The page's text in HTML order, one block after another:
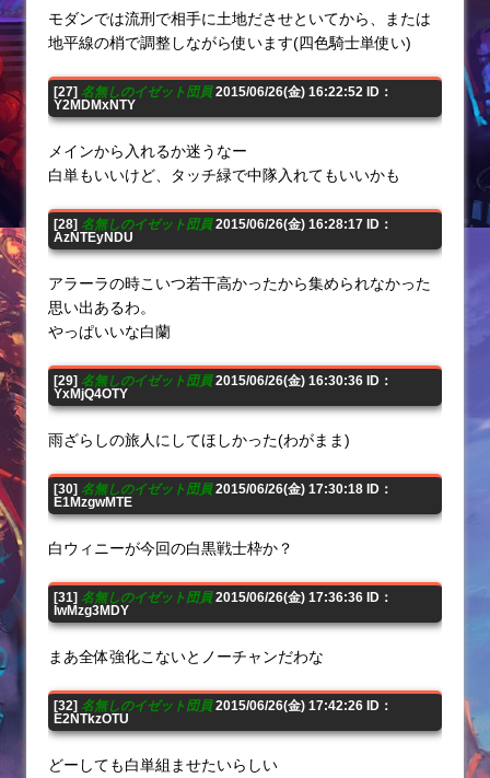
モダンでは流刑で相手に土地ださせといてから、または
地平線の梢で調整しながら使います(四色騎士単使い)
[27] 名無しのイゼット団員2015/06/26(金) 16:22:52 ID：
Y2MDMxNTY
メインから入れるか迷うなー
白単もいいけど、タッチ緑で中隊入れてもいいかも
[28] 名無しのイゼット団員2015/06/26(金) 16:28:17 ID：
AzNTEyNDU
アラーラの時こいつ若干高かったから集められなかった
思い出あるわ。
やっぱいいな白蘭
[29] 名無しのイゼット団員2015/06/26(金) 16:30:36 ID：
YxMjQ4OTY
雨ざらしの旅人にしてほしかった(わがまま)
[30] 名無しのイゼット団員2015/06/26(金) 17:30:18 ID：
E1MzgwMTE
白ウィニーが今回の白黒戦士枠か？
[31] 名無しのイゼット団員2015/06/26(金) 17:36:36 ID：
IwMzg3MDY
まあ全体強化こないとノーチャンだわな
[32] 名無しのイゼット団員2015/06/26(金) 17:42:26 ID：
E2NTkzOTU
どーしても白単組ませたいらしい